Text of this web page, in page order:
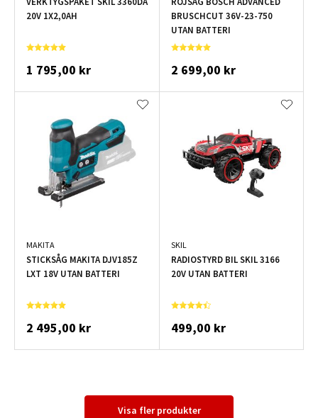
20V 1X2,0AH
1 795,00 kr
BRUSCHCUT 36V-23-750
UTAN BATTERI
2 699,00 kr
MAKITA
STICKSÅG MAKITA DJV185Z
LXT 18V UTAN BATTERI
2 495,00 kr
SKIL
RADIOSTYRD BIL SKIL 3166
20V UTAN BATTERI
499,00 kr
Visa fler produkter